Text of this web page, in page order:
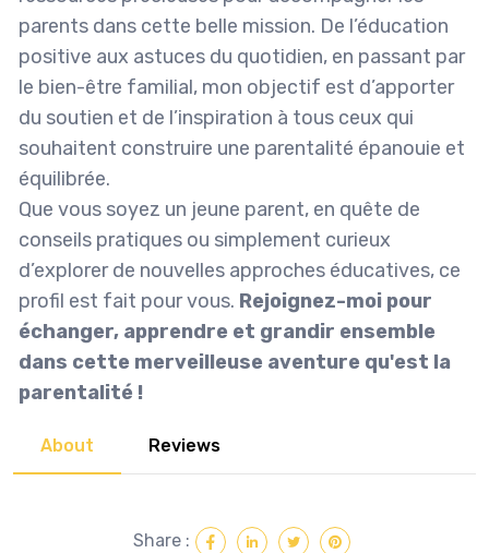
parents dans cette belle mission. De l’éducation
positive aux astuces du quotidien, en passant par
le bien-être familial, mon objectif est d’apporter
du soutien et de l’inspiration à tous ceux qui
souhaitent construire une parentalité épanouie et
équilibrée.
Que vous soyez un jeune parent, en quête de
conseils pratiques ou simplement curieux
d’explorer de nouvelles approches éducatives, ce
profil est fait pour vous. Rejoignez-moi pour
échanger, apprendre et grandir ensemble
dans cette merveilleuse aventure qu'est la
parentalité !
About Reviews
Share :